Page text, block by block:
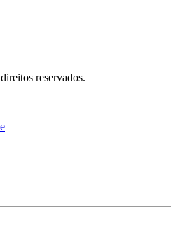
reservados.